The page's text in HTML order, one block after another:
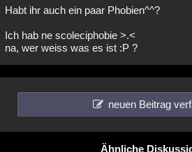
Habt ihr auch ein paar Phobien^^?
Ich hab ne scoleciphobie >.<
na, wer weiss was es ist :P ?
neuen Beitrag
Ähnliche